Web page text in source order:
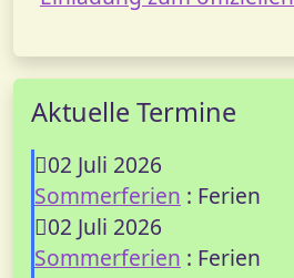
Aktuelle Termine
02 Juli 2026
Sommerferien : Ferien
02 Juli 2026
Sommerferien : Ferien